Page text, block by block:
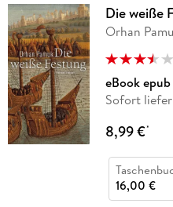
Die weiße
Orhan
eBook epub
Sofort
8,99 €*
16,00 €